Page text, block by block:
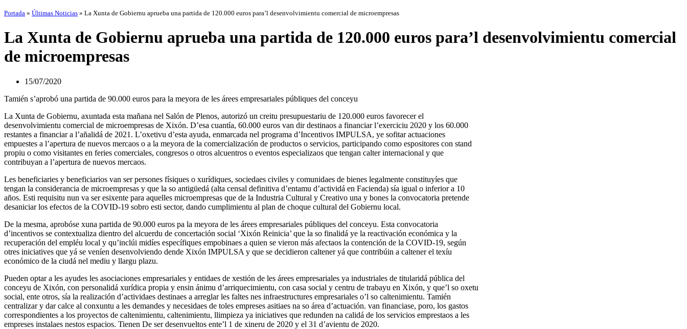
Portada » Últimas Noticias » La Xunta de Gobiernu aprueba una partida de 120.000 euros para’l desenvolvimientu comercial de microempresas
La Xunta de Gobiernu aprueba una partida de 120.000 euros para’l desenvolvimientu comercial
de microempresas
15/07/2020
Tamién s’aprobó una partida de 90.000 euros para la meyora de les árees empresariales públiques del conceyu
La Xunta de Gobiernu, axuntada esta mañana nel Salón de Plenos, autorizó un creitu presupuestariu de 120.000 euros favorecer el
desenvolvimientu comercial de microempresas de Xixón. D’esa cuantía, 60.000 euros van dir destinaos a financiar l’exerciciu 2020 y los 60.000
restantes a financiar a l’añalidá de 2021. L’oxetivu d’esta ayuda, enmarcada nel programa d’Incentivos IMPULSA, ye sofitar actuaciones
empuestes a l’apertura de nuevos mercaos o a la meyora de la comercialización de productos o servicios, participando como espositores con stand
propiu o como visitantes en feries comerciales, congresos o otros alcuentros o eventos especializaos que tengan calter internacional y que
contribuyan a l’apertura de nuevos mercaos.
Les beneficiaries y beneficiarios van ser persones físiques o xurídiques, sociedaes civiles y comunidaes de bienes legalmente constituyíes que
tengan la considerancia de microempresas y que la so antigüedá (alta censal definitiva d’entamu d’actividá en Facienda) sía igual o inferior a 10
años. Esti requisitu nun va ser esixente para aquelles microempresas que de la Industria Cultural y Creativo una y bones la convocatoria pretende
desaniciar los efectos de la COVID-19 sobro esti sector, dando cumplimientu al plan de choque cultural del Gobiernu local.
De la mesma, aprobóse xuna partida de 90.000 euros pa la meyora de les árees empresariales públiques del conceyu. Esta convocatoria
d’incentivos se contextualiza dientro del alcuerdu de concertación social ‘Xixón Reinicia’ que la so finalidá ye la reactivación económica y la
recuperación del empléu local y qu’inclúi midíes específiques empobinaes a quien se vieron más afectaos la contención de la COVID-19, según
otres iniciatives que yá se veníen desenvolviendo dende Xixón IMPULSA y que se decidieron caltener yá que contribúin a caltener el texíu
económico de la ciudá nel mediu y llargu plazu.
Pueden optar a les ayudes les asociaciones empresariales y entidaes de xestión de les árees empresariales ya industriales de titularidá pública del
conceyu de Xixón, con personalidá xurídica propia y ensin ánimu d’arriquecimientu, con casa social y centru de trabayu en Xixón, y que’l so oxetu
social, ente otros, sía la realización d’actividaes destinaes a arreglar les faltes nes infraestructures empresariales o’l so caltenimientu. Tamién
centralizar y dar calce al conxuntu a les demandes y necesidaes de toles empreses asitiaes na so área d’actuación. van financiase, poro, los gastos
correspondientes a los proyectos de caltenimientu, caltenimientu, llimpieza ya iniciatives que redunden na calidá de los servicios emprestaos a les
empreses instalaes nestos espacios. Tienen De ser desenvueltos ente’l 1 de xineru de 2020 y el 31 d’avientu de 2020.